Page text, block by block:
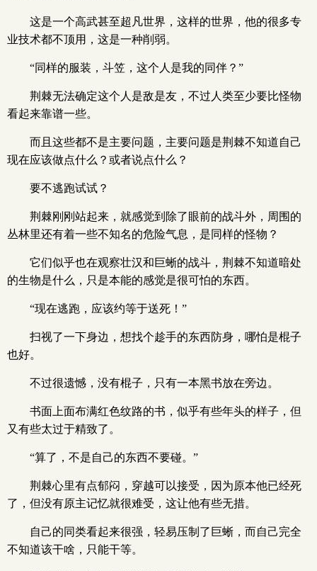
这是一个高武甚至超凡世界，这样的世界，他的很多专
业技术都不顶用，这是一种削弱。
“同样的服装，斗笠，这个人是我的同伴？”
荆棘无法确定这个人是敌是友，不过人类至少要比怪物
看起来靠谱一些。
而且这些都不是主要问题，主要问题是荆棘不知道自己
现在应该做点什么？或者说点什么？
要不逃跑试试？
荆棘刚刚站起来，就感觉到除了眼前的战斗外，周围的
丛林里还有着一些不知名的危险气息，是同样的怪物？
它们似乎也在观察壮汉和巨蜥的战斗，荆棘不知道暗处
的生物是什么，只是本能的感觉是很可怕的东西。
“现在逃跑，应该约等于送死！”
扫视了一下身边，想找个趁手的东西防身，哪怕是棍子
也好。
不过很遗憾，没有棍子，只有一本黑书放在旁边。
书面上面布满红色纹路的书，似乎有些年头的样子，但
又有些太过于精致了。
“算了，不是自己的东西不要碰。”
荆棘心里有点郁闷，穿越可以接受，因为原本他已经死
了，但没有原主记忆就很难受，这让他有些无措。
自己的同类看起来很强，轻易压制了巨蜥，而自己完全
不知道该干啥，只能干等。